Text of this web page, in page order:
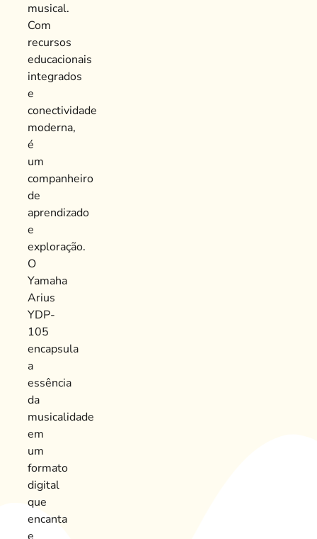
musical.
Com
recursos
educacionais
integrados
e
conectividade
moderna,
é
um
companheiro
de
aprendizado
e
exploração.
O
Yamaha
Arius
YDP-
105
encapsula
a
essência
da
musicalidade
em
um
formato
digital
que
encanta